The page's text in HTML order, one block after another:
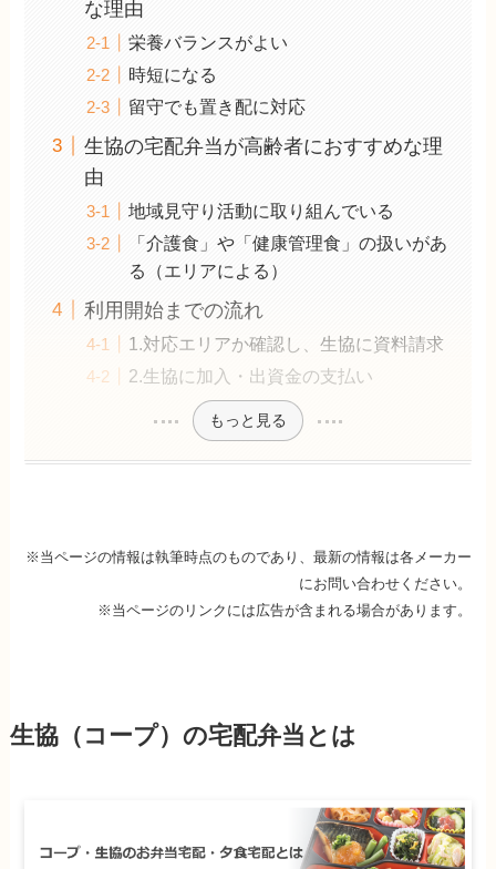
な理由
栄養バランスがよい
時短になる
留守でも置き配に対応
生協の宅配弁当が高齢者におすすめな理
由
地域見守り活動に取り組んでいる
「介護食」や「健康管理食」の扱いがあ
る（エリアによる）
利用開始までの流れ
1.対応エリアか確認し、生協に資料請求
2.生協に加入・出資金の支払い
もっと見る
※当ページの情報は執筆時点のものであり、最新の情報は各メーカー
にお問い合わせください。
※当ページのリンクには広告が含まれる場合があります。
生協（コープ）の宅配弁当とは